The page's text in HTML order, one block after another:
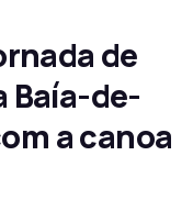
de
Baía-de-
a canoa